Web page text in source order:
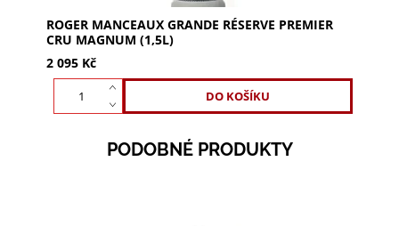
ROGER MANCEAUX GRANDE RÉSERVE PREMIER
CRU MAGNUM (1,5L)
2 095 Kč
PODOBNÉ PRODUKTY